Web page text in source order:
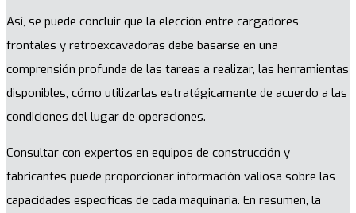
Así, se puede concluir que la elección entre cargadores
frontales y retroexcavadoras debe basarse en una
comprensión profunda de las tareas a realizar, las herramientas
disponibles, cómo utilizarlas estratégicamente de acuerdo a las
condiciones del lugar de operaciones.
Consultar con expertos en equipos de construcción y
fabricantes puede proporcionar información valiosa sobre las
capacidades específicas de cada maquinaria. En resumen, la